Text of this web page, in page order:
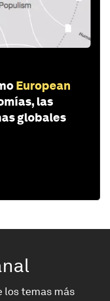
European
las
globales
los temas más